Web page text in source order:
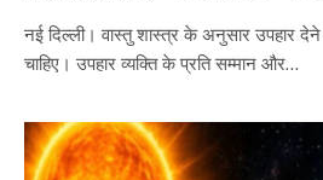
नई दिल्ली। वास्तु शास्त्र के अनुसार उपहार
चाहिए। उपहार व्यक्ति के प्रति सम्मान और…